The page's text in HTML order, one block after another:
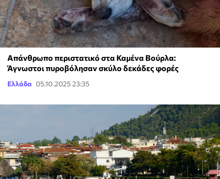
Απάνθρωπο περιστατικό στα Καμένα Βούρλα:
Άγνωστοι πυροβόλησαν σκύλο δεκάδες φορές
Ελλάδα 05.10.2025 23:35